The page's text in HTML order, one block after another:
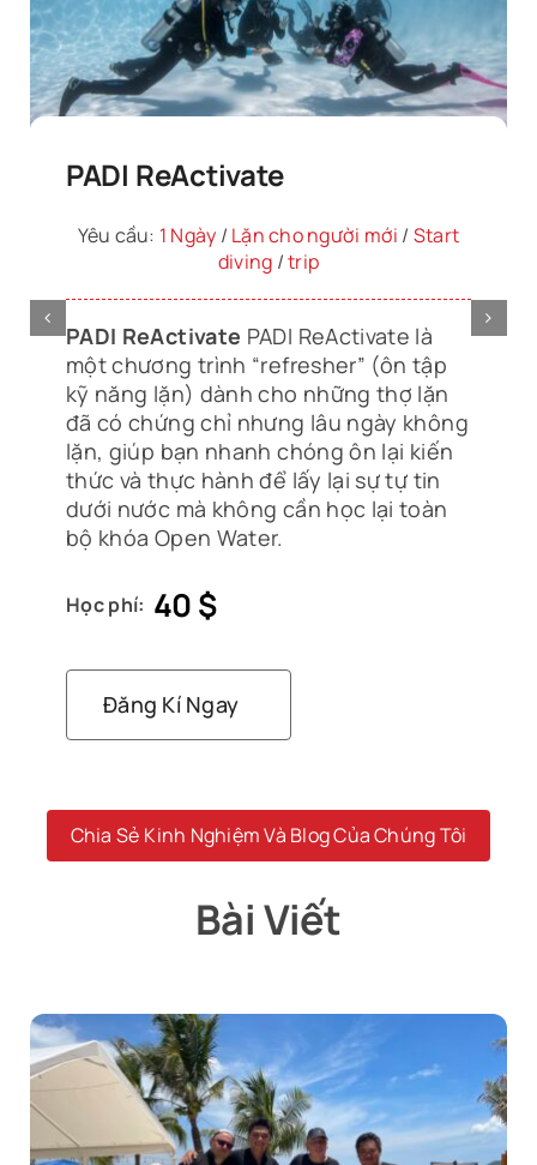
PADI ReActivate
Yêu cầu: 1 Ngày / Lặn cho người mới / Start
diving /trip
PADI ReActivate PADI ReActivate là
một chương trình “refresher” (ôn tập
kỹ năng lặn) dành cho những thợ lặn
đã có chứng chỉ nhưng lâu ngày không
lặn, giúp bạn nhanh chóng ôn lại kiến
thức và thực hành để lấy lại sự tự tin
dưới nước mà không cần học lại toàn
bộ khóa Open Water.
Học phí: 40$
Đăng Kí Ngay
Chia Sẻ Kinh Nghiệm Và Blog Của Chúng Tôi
Bài Viết